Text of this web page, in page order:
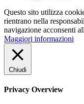
Questo sito utilizza
rientrano nella
navigazione acconsenti
Maggiori informazioni
Chiudi
Privacy Overview